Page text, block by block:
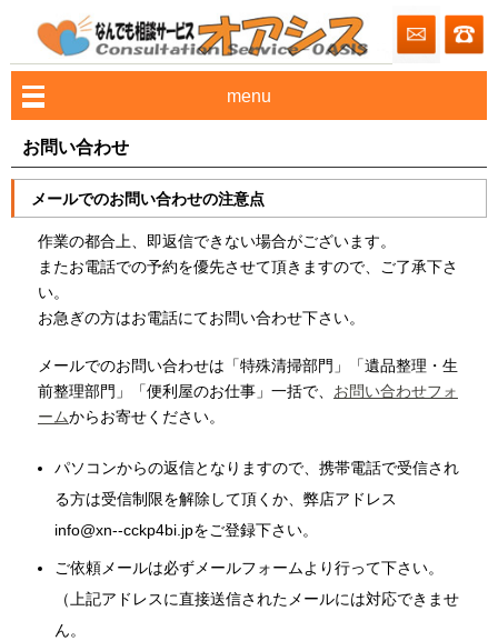
menu
お問い合わせ
メールでのお問い合わせの注意点
作業の都合上、即返信できない場合がございます。
またお電話での予約を優先させて頂きますので、ご了承下さ
い。
お急ぎの方はお電話にてお問い合わせ下さい。
メールでのお問い合わせは「特殊清掃部門」「遺品整理・生
前整理部門」「便利屋のお仕事」一括で、 お問い合わせフォ
ームからお寄せください。
パソコンからの返信となりますので、携帯電話で受信され
る方は受信制限を解除して頂くか、弊店アドレス
info@xn--cckp4bi.jpをご登録下さい。
ご依頼メールは必ずメールフォームより行って下さい。
（上記アドレスに直接送信されたメールには対応できませ
ん。